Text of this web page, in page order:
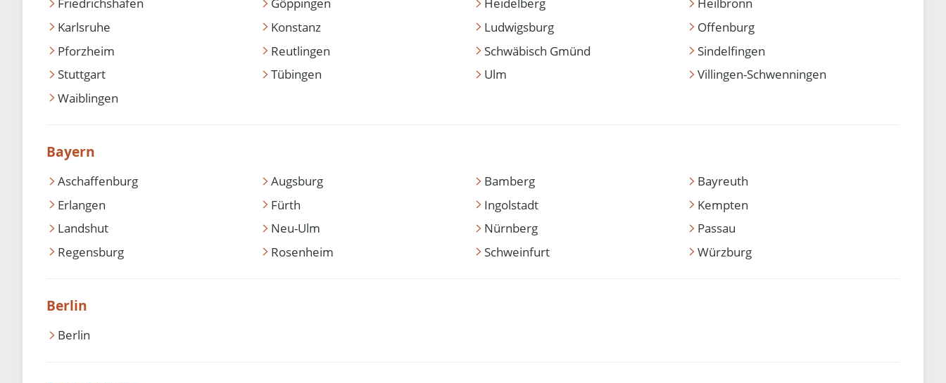
Friedrichshafen Göppingen Heidelberg
Heilbronn
Karlsruhe
Konstanz Ludwigsburg
Offenburg
Pforzheim
Reutlingen Schwäbisch Gmünd
Sindelfingen
Stuttgart
Tübingen Ulm
Villingen-Schwenningen
Waiblingen
Bayern
Aschaffenburg Augsburg Bamberg
Bayreuth
Erlangen
Fürth Ingolstadt
Kempten
Landshut
Neu-Ulm Nürnberg
Passau
Regensburg
Rosenheim Schweinfurt Würzburg
Berlin
Berlin